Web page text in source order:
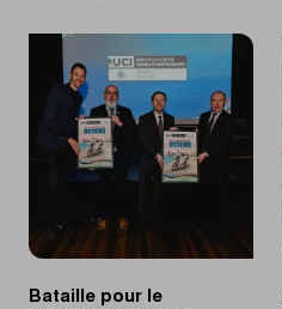
cyclistes
féminines
l'honneur
lors
de
édition
Bataille pour le